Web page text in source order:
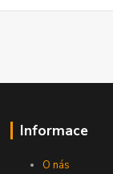
Informace
O nás